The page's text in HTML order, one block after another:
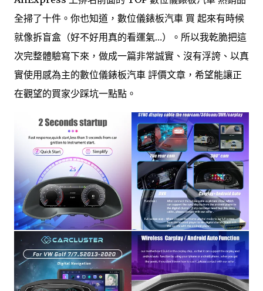
全掃了十件。你也知道，數位儀錶板汽車 買 起來有時候
就像拆盲盒（好不好用真的看運氣…）。所以我乾脆把這
次完整體驗寫下來，做成一篇非常誠實、沒有浮誇、以真
實使用感為主的數位儀錶板汽車 評價文章，希望能讓正
在觀望的買家少踩坑一點點。